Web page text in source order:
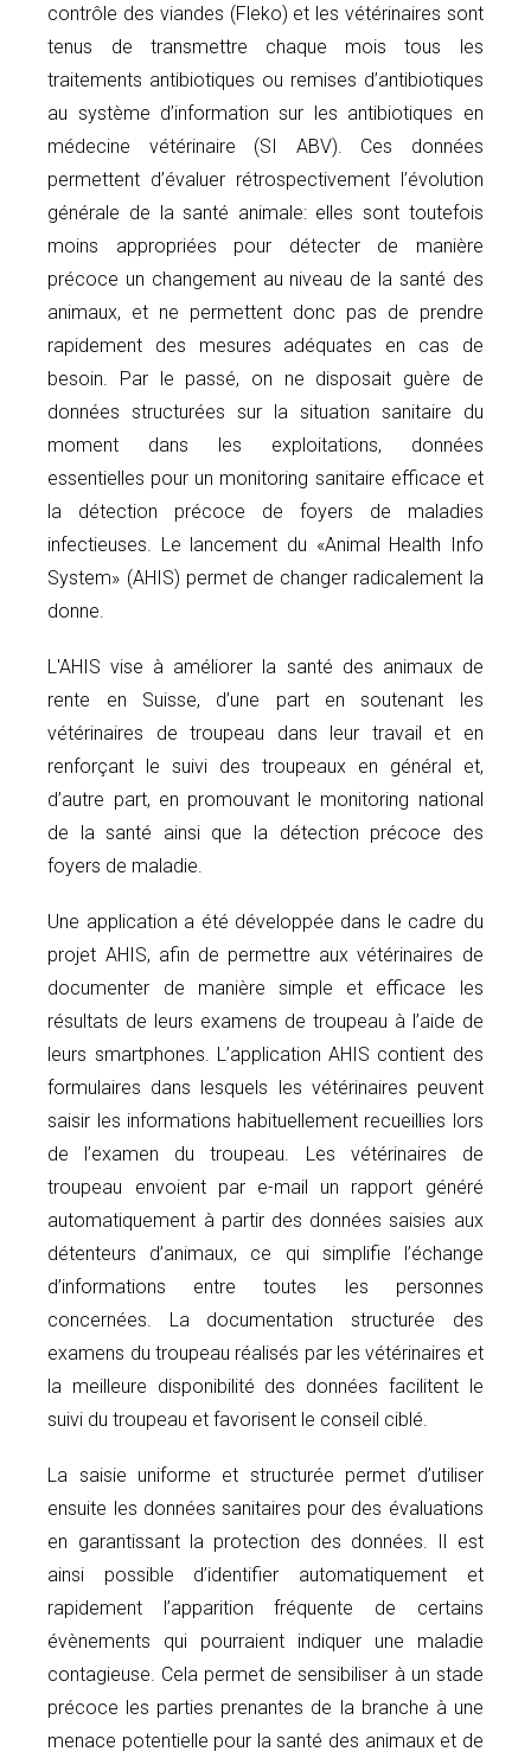
contrôle des viandes (Fleko) et les vétérinaires sont
tenus de transmettre chaque mois tous les
traitements antibiotiques ou remises d’antibiotiques
au système d’information sur les antibiotiques en
médecine vétérinaire (SI ABV). Ces données
permettent d’évaluer rétrospectivement l’évolution
générale de la santé animale: elles sont toutefois
moins appropriées pour détecter de manière
précoce un changement au niveau de la santé des
animaux, et ne permettent donc pas de prendre
rapidement des mesures adéquates en cas de
besoin. Par le passé, on ne disposait guère de
données structurées sur la situation sanitaire du
moment dans les exploitations, données
essentielles pour un monitoring sanitaire efficace et
la détection précoce de foyers de maladies
infectieuses. Le lancement du «Animal Health Info
System» (AHIS) permet de changer radicalement la
donne.
L'AHIS vise à améliorer la santé des animaux de
rente en Suisse, d’une part en soutenant les
vétérinaires de troupeau dans leur travail et en
renforçant le suivi des troupeaux en général et,
d’autre part, en promouvant le monitoring national
de la santé ainsi que la détection précoce des
foyers de maladie.
Une application a été développée dans le cadre du
projet AHIS, afin de permettre aux vétérinaires de
documenter de manière simple et efficace les
résultats de leurs examens de troupeau à l’aide de
leurs smartphones. L’application AHIS contient des
formulaires dans lesquels les vétérinaires peuvent
saisir les informations habituellement recueillies lors
de l’examen du troupeau. Les vétérinaires de
troupeau envoient par e-mail un rapport généré
automatiquement à partir des données saisies aux
détenteurs d’animaux, ce qui simplifie l’échange
d’informations entre toutes les personnes
concernées. La documentation structurée des
examens du troupeau réalisés par les vétérinaires et
la meilleure disponibilité des données facilitent le
suivi du troupeau et favorisent le conseil ciblé.
La saisie uniforme et structurée permet d’utiliser
ensuite les données sanitaires pour des évaluations
en garantissant la protection des données. Il est
ainsi possible d’identifier automatiquement et
rapidement l’apparition fréquente de certains
évènements qui pourraient indiquer une maladie
contagieuse. Cela permet de sensibiliser à un stade
précoce les parties prenantes de la branche à une
menace potentielle pour la santé des animaux et de